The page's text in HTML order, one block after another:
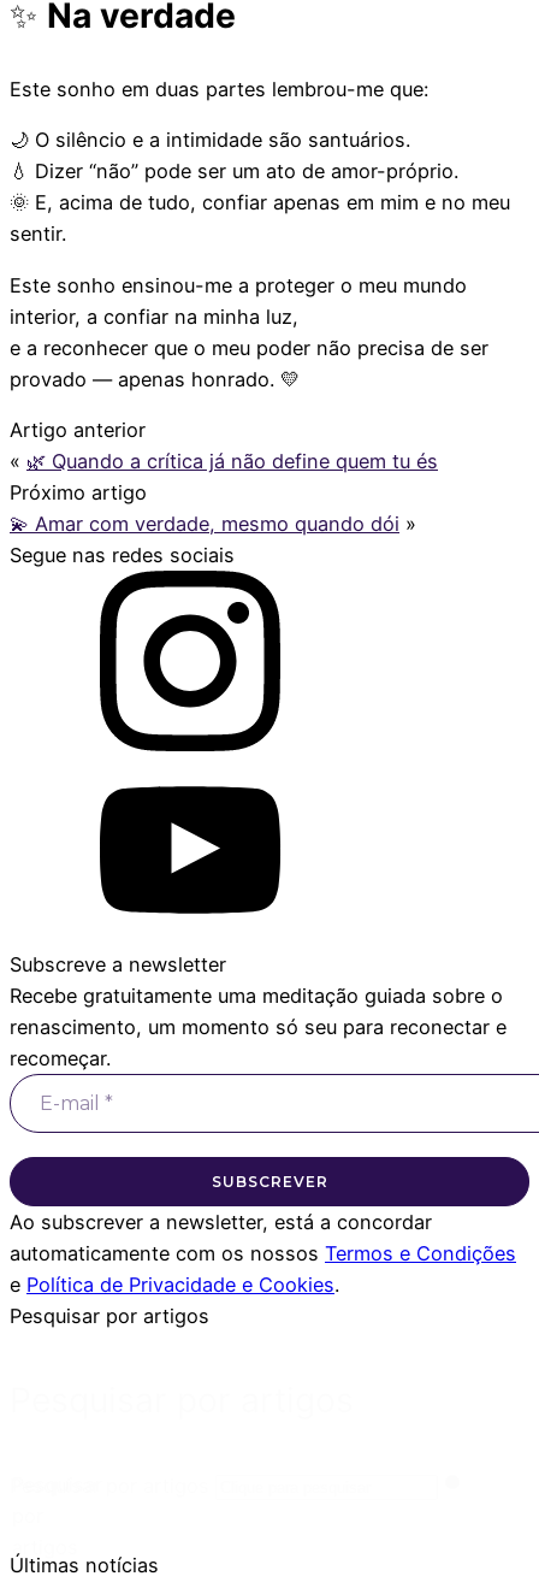
✨ Na verdade
Este sonho em duas partes lembrou-me que:
🌙 O silêncio e a intimidade são santuários.
💧 Dizer “não” pode ser um ato de amor-próprio.
🌞 E, acima de tudo, confiar apenas em mim e no meu
sentir.
Este sonho ensinou-me a proteger o meu mundo
interior, a confiar na minha luz,
e a reconhecer que o meu poder não precisa de ser
provado — apenas honrado. 💛
Artigo anterior
« 🌿 Quando a crítica já não define quem tu és
Próximo artigo
💫 Amar com verdade, mesmo quando dói »
Segue nas redes sociais
Subscreve a newsletter
Recebe gratuitamente uma meditação guiada sobre o
renascimento, um momento só seu para reconectar e
recomeçar.
SUBSCREVER
Ao subscrever a newsletter, está a concordar
automaticamente com os nossos Termos e Condições
e Política de Privacidade e Cookies.
Pesquisar por artigos
artigos
Últimas notícias